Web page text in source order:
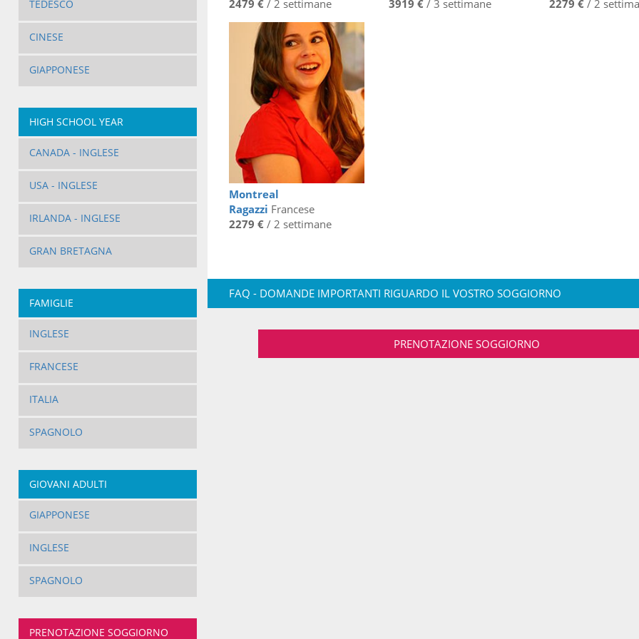
TEDESCO
CINESE
GIAPPONESE
HIGH SCHOOL YEAR
CANADA - INGLESE
USA - INGLESE
IRLANDA - INGLESE
GRAN BRETAGNA
FAMIGLIE
INGLESE
FRANCESE
ITALIA
SPAGNOLO
GIOVANI ADULTI
GIAPPONESE
INGLESE
SPAGNOLO
PRENOTAZIONE SOGGIORNO
2479 €/ 2 settimane 3919 € / 3 settimane 2279 € / 2
Montreal
Ragazzi Francese
2279 €/ 2 settimane
FAQ - DOMANDE IMPORTANTI RIGUARDO IL VOSTRO SOGGIORNO
PRENOTAZIONE SOGGIORNO